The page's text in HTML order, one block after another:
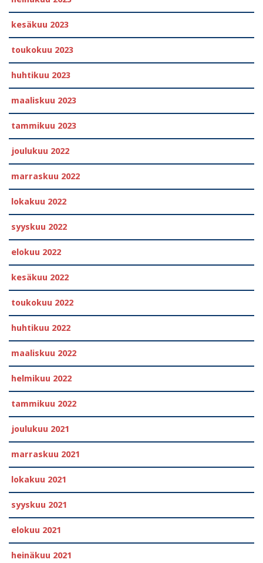
kesäkuu 2023
toukokuu 2023
huhtikuu 2023
maaliskuu 2023
tammikuu 2023
joulukuu 2022
marraskuu 2022
lokakuu 2022
syyskuu 2022
elokuu 2022
kesäkuu 2022
toukokuu 2022
huhtikuu 2022
maaliskuu 2022
helmikuu 2022
tammikuu 2022
joulukuu 2021
marraskuu 2021
lokakuu 2021
syyskuu 2021
elokuu 2021
heinäkuu 2021